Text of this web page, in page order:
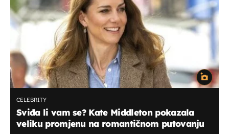
CELEBRITY
Sviđa li vam se? Kate Middleton pokazala
veliku promjenu na romantičnom putovanju